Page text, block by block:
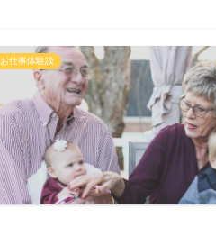
お仕事体験談